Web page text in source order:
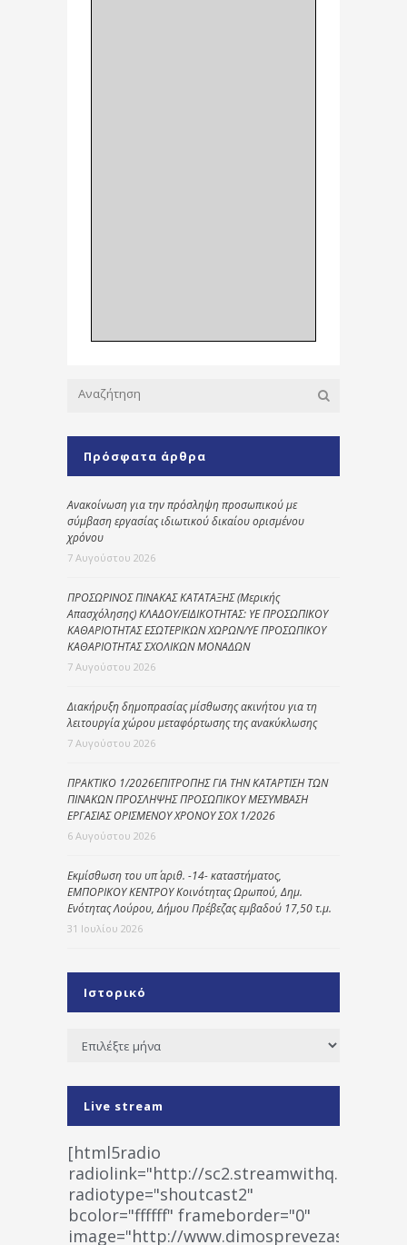
Πρόσφατα άρθρα
Ανακοίνωση για την πρόσληψη προσωπικού με
σύμβαση εργασίας ιδιωτικού δικαίου ορισμένου
χρόνου
7 Αυγούστου 2026
ΠΡΟΣΩΡΙΝΟΣ ΠΙΝΑΚΑΣ ΚΑΤΑΤΑΞΗΣ (Μερικής
Απασχόλησης) ΚΛΑΔΟΥ/ΕΙΔΙΚΟΤΗΤΑΣ: ΥΕ ΠΡΟΣΩΠΙΚΟΥ
ΚΑΘΑΡΙΟΤΗΤΑΣ ΕΣΩΤΕΡΙΚΩΝ ΧΩΡΩΝ/ΥΕ ΠΡΟΣΩΠΙΚΟΥ
ΚΑΘΑΡΙΟΤΗΤΑΣ ΣΧΟΛΙΚΩΝ ΜΟΝΑΔΩΝ
7 Αυγούστου 2026
Διακήρυξη δημοπρασίας μίσθωσης ακινήτου για τη
λειτουργία χώρου μεταφόρτωσης της ανακύκλωσης
7 Αυγούστου 2026
ΠΡΑΚΤΙΚΟ 1/2026ΕΠΙΤΡΟΠΗΣ ΓΙΑ ΤΗΝ ΚΑΤΑΡΤΙΣΗ ΤΩΝ
ΠΙΝΑΚΩΝ ΠΡΟΣΛΗΨΗΣ ΠΡΟΣΩΠΙΚΟΥ ΜΕΣΥΜΒΑΣΗ
ΕΡΓΑΣΙΑΣ ΟΡΙΣΜΕΝΟΥ ΧΡΟΝΟΥ ΣΟΧ 1/2026
6 Αυγούστου 2026
Εκμίσθωση του υπ΄ αριθ. -14- καταστήματος,
ΕΜΠΟΡΙΚΟΥ ΚΕΝΤΡΟΥ Κοινότητας Ωρωπού, Δημ.
Ενότητας Λούρου, Δήμου Πρέβεζας εμβαδού 17,50 τ.μ.
31 Ιουλίου 2026
Ιστορικό
Ιστορικό
Live stream
[html5radio
radiolink="http://
radiotype="shoutcast2"
bcolor="ffffff" frameborder="0"
image="http://www.dimosprevezas.gr/wp-